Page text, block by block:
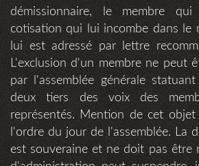
démissionnaire, le membre
cotisation qui lui incombe dans le
lui est adressé par lettre
L'exclusion d'un membre ne peut
par l'assemblée générale
deux tiers des voix des
représentés. Mention de cet
l'ordre du jour de l'assemblée. La
est souveraine et ne doit pas être